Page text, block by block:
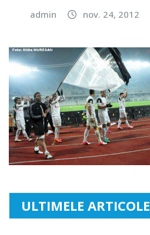
admin nov. 24, 2012
ULTIMELE ARTICOLE